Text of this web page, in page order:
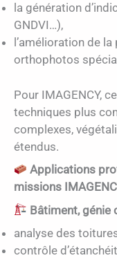
la génération
GNDVI…),
l’amélioration de
orthophotos
Pour IMAGENCY,
techniques plus
complexes,
étendus.
Applications
missions
Bâtiment, génie
analyse des
contrôle